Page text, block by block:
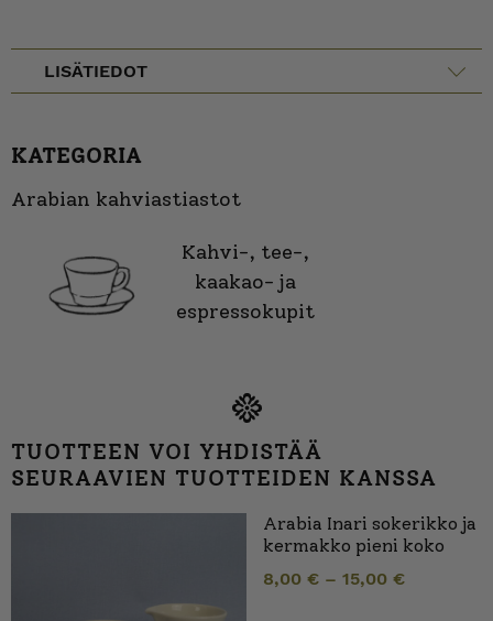
LISÄTIEDOT
KATEGORIA
Arabian kahviastiastot
Kahvi-, tee-,
kaakao- ja
espressokupit
TUOTTEEN VOI YHDISTÄÄ
SEURAAVIEN TUOTTEIDEN KANSSA
Arabia Inari sokerikko ja
kermakko pieni koko
8,00 € – 15,00 €